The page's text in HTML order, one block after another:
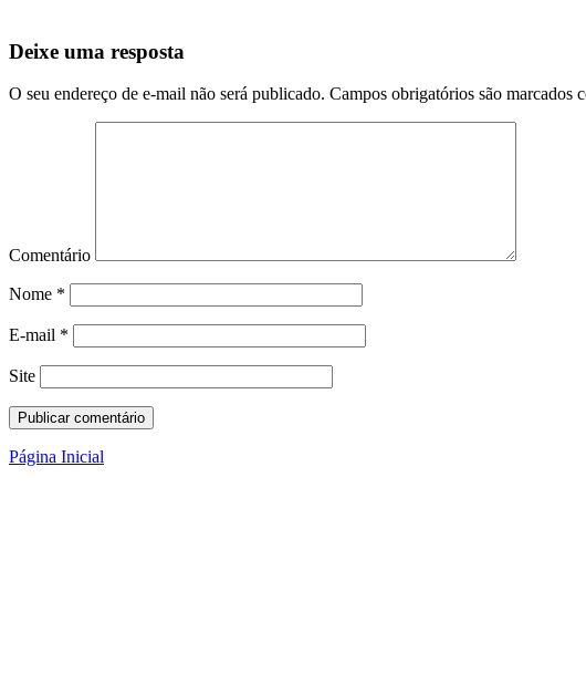
Deixe uma resposta
O seu endereço de e-mail não será publicado. Campos obrigatórios são marcados
Comentário
Nome *
E-mail *
Site
Página Inicial